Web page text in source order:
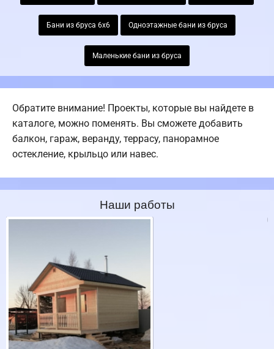
Бани из бруса 6х6 Одноэтажные бани из бруса
Маленькие бани из бруса
Обратите внимание! Проекты, которые вы найдете в
каталоге, можно поменять. Вы сможете добавить
балкон, гараж, веранду, террасу, панорамное
остекление, крыльцо или навес.
Наши работы